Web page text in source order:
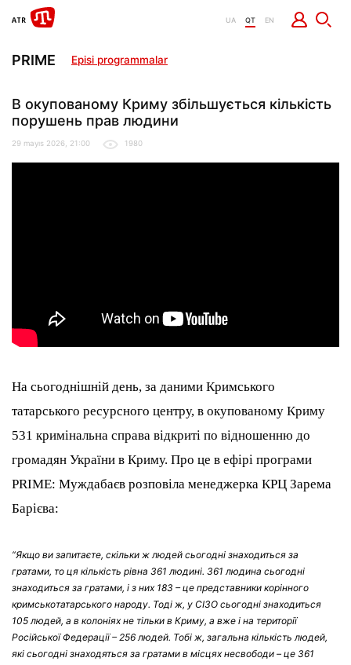
UA QT EN
PRIME Episi programmalar
В окупованому Криму збільшується кількість
порушень прав людини
29 mayıs 2026, 21:00 1980
На сьогоднішній день, за даними Кримського
татарського ресурсного центру, в окупованому Криму
531 кримінальна справа відкриті по відношенню до
громадян України в Криму. Про це в ефірі програми
PRIME: Муждабаєв розповіла менеджерка КРЦ Зарема
Барієва:
“Якщо ви запитаєте, скільки ж людей сьогодні знаходиться за
гратами, то ця кількість рівна 361 людині. 361 людина сьогодні
знаходиться за гратами, і з них 183 – це представники корінного
кримськотатарського народу. Тоді ж, у СІЗО сьогодні знаходиться
105 людей, а в колоніях не тільки в Криму, а вже і на території
Російської Федерації – 256 людей. Тобі ж, загальна кількість людей,
які сьогодні знаходяться за гратами в місцях несвободи – це 361